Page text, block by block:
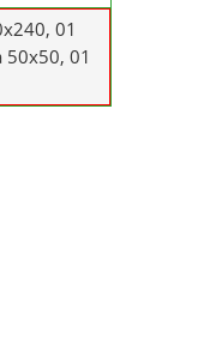
01
50x50, 01